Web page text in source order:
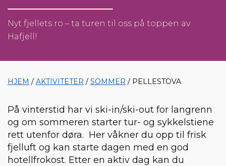
Nyt fjellets ro – ta turen til oss på toppen av
Hafjell!
HJEM / AKTIVITETER / SOMMER / PELLESTOVA
På vinterstid har vi ski-in/ski-out for langrenn
og om sommeren starter tur- og sykkelstiene
rett utenfor døra. Her våkner du opp til frisk
fjelluft og kan starte dagen med en god
hotellfrokost. Etter en aktiv dag kan du